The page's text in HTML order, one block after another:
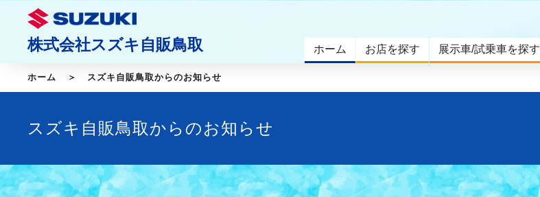
株式会社スズキ自販鳥取 ホーム お店を探す 展示車/試乗車を探す
ホーム スズキ自販鳥取からのお知らせ
スズキ自販鳥取からのお知らせ